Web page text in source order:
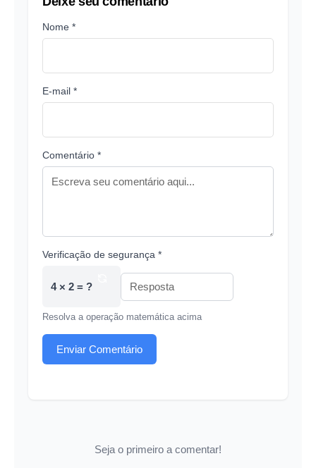
Nome *
E-mail *
Comentário *
Verificação de segurança *
4 × 2 = ?
Resolva a operação matemática acima
Enviar Comentário
Seja o primeiro a comentar!